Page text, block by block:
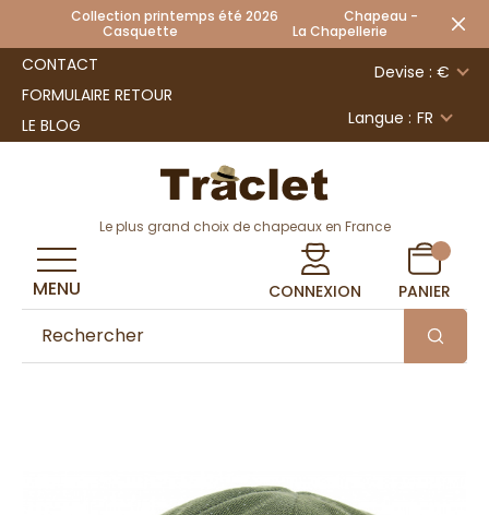
Collection printemps été 2026 Chapeau -
Casquette La Chapellerie
CONTACT
FORMULAIRE RETOUR
LE BLOG
Devise : €
Langue : FR
Le plus grand choix de chapeaux en France
CONNEXION PANIER
MENU